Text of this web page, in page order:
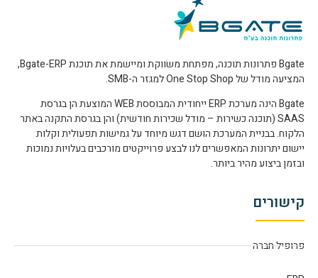
Bgate פתרונות תוכנה, מפתחת משווקת ומיישמת את תוכנת Bgate-ERP,
המציעה מודל של One Stop Shop למגזר ה-SMB.
Bgate הינה מערכת ERP ייחודית המבוססת WEB המוצעת הן בגרסת
SAAS (תוכנה כשירות – מודל שכירות חודשית) והן בגרסת התקנה באתר
הלקוח. בבניית המערכת הושם דגש מיוחד על גמישות תפעולית וקלות
יישום יתרונות המאפשרים לנו לבצע פרוייקטים מורכבים בעלויות נמוכות
ובזמן ביצוע מהיר ביותר.
קישורים
פרופיל חברה